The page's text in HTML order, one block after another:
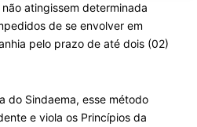
atingissem determinada
de se envolver em
pelo prazo de até dois (02)
do Sindaema, esse método
e viola os Princípios da